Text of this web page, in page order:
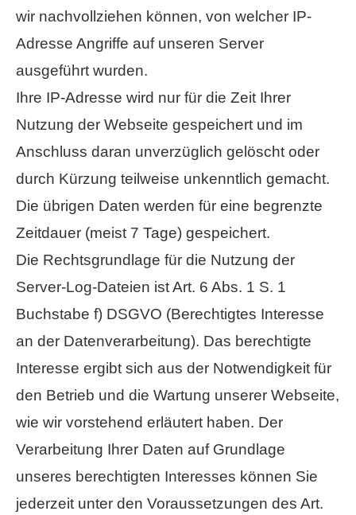
wir nachvollziehen können, von welcher IP-
Adresse Angriffe auf unseren Server
ausgeführt wurden.
Ihre IP-Adresse wird nur für die Zeit Ihrer
Nutzung der Webseite gespeichert und im
Anschluss daran unverzüglich gelöscht oder
durch Kürzung teilweise unkenntlich gemacht.
Die übrigen Daten werden für eine begrenzte
Zeitdauer (meist 7 Tage) gespeichert.
Die Rechtsgrundlage für die Nutzung der
Server-Log-Dateien ist Art. 6 Abs. 1 S. 1
Buchstabe f) DSGVO (Berechtigtes Interesse
an der Datenverarbeitung). Das berechtigte
Interesse ergibt sich aus der Notwendigkeit für
den Betrieb und die Wartung unserer Webseite,
wie wir vorstehend erläutert haben. Der
Verarbeitung Ihrer Daten auf Grundlage
unseres berechtigten Interesses können Sie
jederzeit unter den Voraussetzungen des Art.